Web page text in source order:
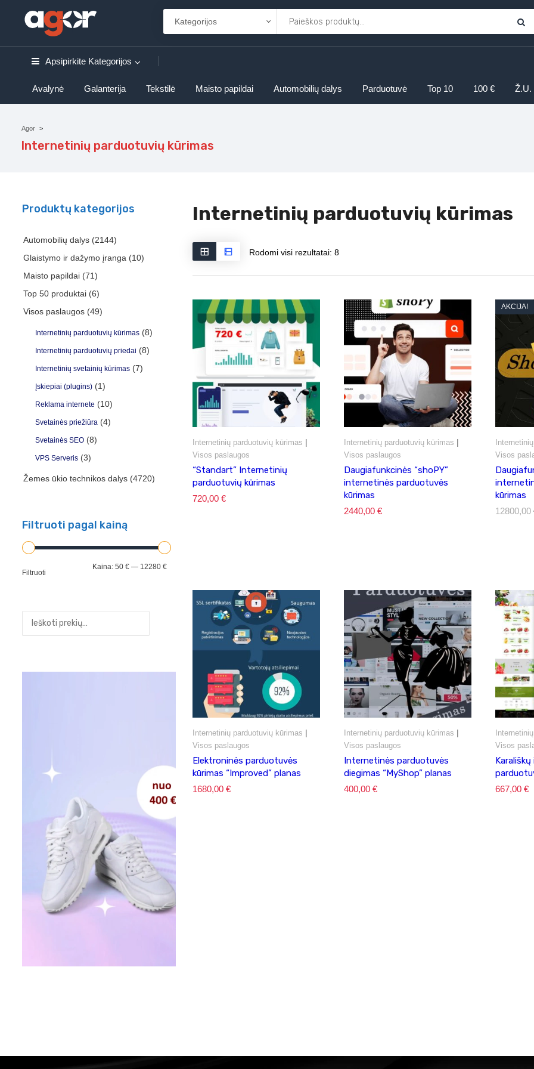
Apsipirkite Kategorijos
Avalynė Galanterija Tekstilė Maisto papildai Automobilių dalys Parduotuvė Top 10 100 € Ž.U.
Agor
Internetinių parduotuvių kūrimas
Produktų kategorijos
Automobilių dalys (2144)
Glaistymo ir dažymo įranga (10)
Maisto papildai (71)
Top 50 produktai (6)
Visos paslaugos (49)
Internetinių parduotuvių kūrimas (8)
Internetinių parduotuvių priedai (8)
Internetinių svetainių kūrimas (7)
Įskiepiai (plugins) (1)
Reklama internete (10)
Svetainės priežiūra (4)
Svetainės SEO (8)
VPS Serveris (3)
Žemes ūkio technikos dalys (4720)
Filtruoti pagal kainą
Min
Maks
Filtruoti
Kaina: 50 € — 12280 €
Internetinių parduotuvių kūrimas
Rodomi visi rezultatai: 8
Internetinių parduotuvių kūrimas |
Visos paslaugos
“Standart” Internetinių
parduotuvių kūrimas
720,00 €
Internetinių parduotuvių kūrimas |
Visos paslaugos
Daugiafunkcinės “shoPY”
internetinės parduotuvės
kūrimas
2440,00 €
AKCIJA!
Visos
kūrimas
12800,00
Internetinių parduotuvių kūrimas |
Visos paslaugos
Elektroninės parduotuvės
kūrimas “Improved” planas
1680,00 €
Internetinių parduotuvių kūrimas |
Visos paslaugos
Internetinės parduotuvės
diegimas “MyShop” planas
400,00 €
Visos
667,00 €